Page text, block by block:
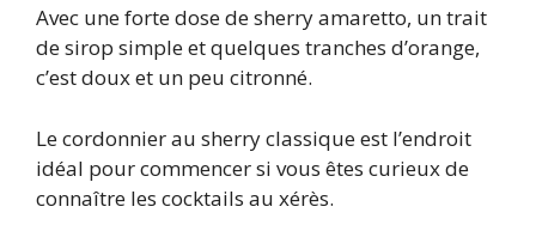
Avec une forte dose de sherry amaretto, un trait
de sirop simple et quelques tranches d’orange,
c’est doux et un peu citronné.
Le cordonnier au sherry classique est l’endroit
idéal pour commencer si vous êtes curieux de
connaître les cocktails au xérès.